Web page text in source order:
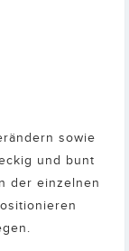
sowie
und bunt
der einzelnen